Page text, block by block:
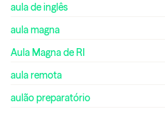
aula de inglês
aula magna
Aula Magna de RI
aula remota
aulão preparatório